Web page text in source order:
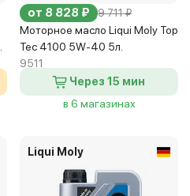
от 8 828 ₽ 9 711 ₽
Моторное масло Liqui Moly Top
Tec 4100 5W-40 5л.
9511
Через 15 мин
в 6 магазинах
Liqui Moly